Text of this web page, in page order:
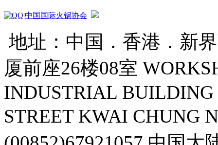
|中国国际火锅协会
地址：中国．香港．新
厦前座26楼08室
INDUSTRIAL BUILDING
STREET KWAI